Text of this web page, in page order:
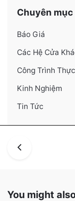
Chuyên mục
Báo Giá
Các Hệ Cửa
Công Trình
Kinh Nghiệm
Tin Tức
You might